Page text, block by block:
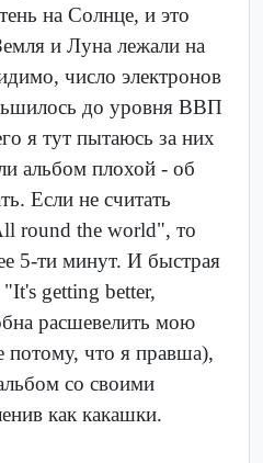
на Солнце, и это
и Луна лежали на
число электронов
до уровня ВВП
я тут пытаюсь за них
альбом плохой - об
Если не считать
round the world", то
5-ти минут. И быстрая
getting better,
расшевелить мою
потому, что я правша),
со своими
как какашки.